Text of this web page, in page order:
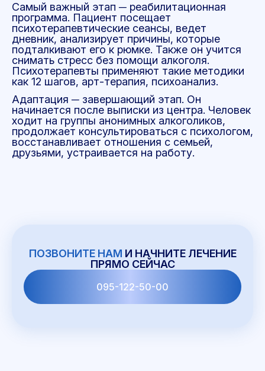
Самый важный этап ─ реабилитационная
программа. Пациент посещает
психотерапевтические сеансы, ведет
дневник, анализирует причины, которые
подталкивают его к рюмке. Также он учится
снимать стресс без помощи алкоголя.
Психотерапевты применяют такие методики
как 12 шагов, арт-терапия, психоанализ.
Адаптация ─ завершающий этап. Он
начинается после выписки из центра. Человек
ходит на группы анонимных алкоголиков,
продолжает консультироваться с психологом,
восстанавливает отношения с семьей,
друзьями, устраивается на работу.
ПОЗВОНИТЕ НАМ И НАЧНИТЕ ЛЕЧЕНИЕ
ПРЯМО СЕЙЧАС
095-122-50-00